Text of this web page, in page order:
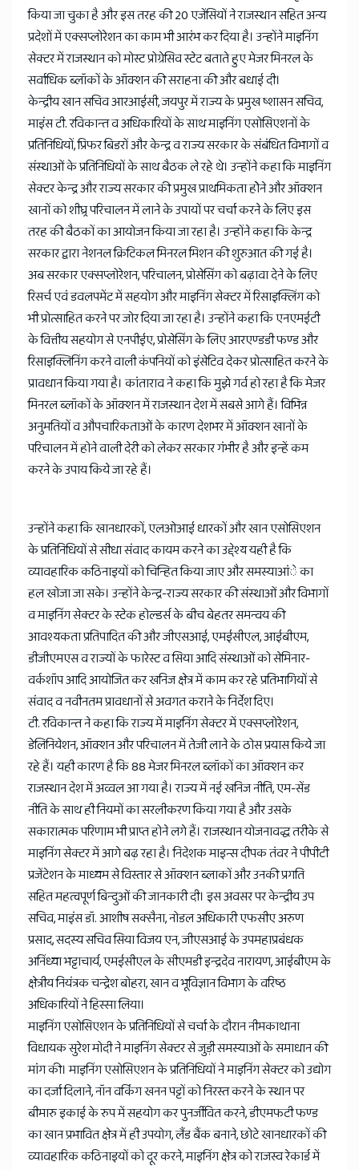
किया जा चुका है और इस तरह की 20 एजेंसियों ने राजस्थान सहित अन्य
प्रदेशों में एक्सप्लोरेशन का काम भी आरंभ कर दिया है। उन्होंने माइनिंग
सेक्टर में राजस्थान को मोस्ट प्रोग्रेसिव स्टेट बताते हुए मेजर मिनरल के
सर्वाधिक ब्लॉकों के ऑक्शन की सराहना की और बधाई दी।
केन्द्रीय खान सचिव आरआईसी, जयपुर में राज्य के प्रमुख ष्शासन सचिव,
माइंस टी. रविकान्त व अधिकारियों के साथ माइनिंग एसोसिएशनों के
प्रतिनिधियों, प्रिफर बिडरों और केन्द्र व राज्य सरकार के संबंधित विभागों व
संस्थाओं के प्रतिनिधियों के साथ बैठक ले रहे थे। उन्होंने कहा कि माइनिंग
सेक्टर केन्द्र और राज्य सरकार की प्रमुख प्राथमिकता होेने और ऑक्शन
खानों को शीघ्र्र परिचालन में लाने के उपायों पर चर्चा करने के लिए इस
तरह की बैठकों का आयोजन किया जा रहा है। उन्होंने कहा कि केन्द्र
सरकार द्वारा नेशनल क्रिटिकल मिनरल मिशन की शुरुआत की गई है।
अब सरकार एक्सप्लोरेशन, परिचालन, प्रोसेसिंग को बढ़ावा देने के लिए
रिसर्च एवं डवलपमेंट में सहयोग और माइनिंग सेक्टर में रिसाइक्लिंग को
भी प्रोत्साहित करने पर जोर दिया जा रहा है। उन्होंने कहा कि एनएमईटी
के वित्तीय सहयोग से एनपीईए, प्रोसेसिंग के लिए आरएण्डडी फण्ड और
रिसाइक्लिनिंग करने वाली कंपनियों को इंसेटिव देकर प्रोत्साहित करने के
प्रावधान किया गया है। कांताराव ने कहा कि मुझे गर्व हो रहा है कि मेजर
मिनरल ब्लॉकों के ऑक्शन में राजस्थान देश में सबसे आगे हैं। विभिन्न
अनुमतियों व औपचारिकताओं के कारण देशभर में ऑक्शन खानों के
परिचालन में होने वाली देरी को लेकर सरकार गंभीर है और इन्हें कम
करने के उपाय किये जा रहे हैं।
उन्होंने कहा कि खानधारकों, एलओआई धारकों और खान एसोसिएशन
के प्रतिनिधियों से सीधा संवाद कायम करने का उद्देश्य यही है कि
व्यावहारिक कठिनाइयों को चिन्हित किया जाए और समस्याआंे का
हल खोजा जा सके। उन्होंने केन्द्र-राज्य सरकार की संस्थाओं और विभागों
व माइनिंग सेक्टर के स्टेक होल्डर्स के बीच बेहतर समन्वय की
आवश्यकता प्रतिपादित की और जीएसआई, एमईसीएल, आईबीएम,
डीजीएमएस व राज्यों के फारेस्ट व सिया आदि संस्थाओं को सेमिनार-
वर्कशॉप आदि आयोजित कर खनिज क्षेत्र में काम कर रहे प्रतिभागियों से
संवाद व नवीनतम प्रावधानों से अवगत कराने के निर्देश दिए।
टी. रविकान्त ने कहा कि राज्य में माइनिंग सेक्टर में एक्सप्लोरेशन,
डेलिनियेशन, ऑक्शन और परिचालन में तेजी लाने के ठोस प्रयास किये जा
रहे हैं। यही कारण है कि 88 मेजर मिनरल ब्लॉकों का ऑक्शन कर
राजस्थान देश में अव्वल आ गया है। राज्य में नई खनिज नीति, एम-सेंड
नीति के साथ ही नियमों का सरलीकरण किया गया है और उसके
सकारात्मक परिणाम भी प्राप्त होने लगे हैं। राजस्थान योजनावद्ध तरीके से
माइनिंग सेक्टर में आगे बढ़ रहा है। निदेशक माइन्स दीपक तंवर ने पीपीटी
प्रजेंटेशन के माध्यम से विस्तार से ऑक्शन ब्लाकों और उनकी प्रगति
सहित महत्वपूर्ण बिन्दुओं की जानकारी दी। इस अवसर पर केन्द्रीय उप
सचिव, माइंस डॉ. आशीष सक्सैना, नोडल अधिकारी एफसीए अरुण
प्रसाद, सदस्य सचिव सिया विजय एन, जीएसआई के उपमहाप्रबंधक
अनिंध्या भट्टाचार्य, एमईसीएल के सीएमडी इन्द्रदेव नारायण, आईबीएम के
क्षेत्रीय नियंत्रक चन्द्रेश बोहरा, खान व भूविज्ञान विभाग के वरिष्ठ
अधिकारियों ने हिस्सा लिया।
माइनिंग एसोसिएशन के प्रतिनिधियों से चर्चा के दौरान नीमकाथाना
विधायक सुरेश मोदी ने माइनिंग सेक्टर से जुड़ी समस्याओं के समाधान की
मांग की। माइनिंग एसोसिएशन के प्रतिनिधियों ने माइनिंग सेक्टर को उद्योग
का दर्जा दिलाने, नॉन वर्किंग खनन पट्टों को निरस्त करने के स्थान पर
बीमारु इकाई के रुप में सहयोग कर पुनर्जीवित करने, डीएमफटी फण्ड
का खान प्रभावित क्षेत्र में ही उपयोग, लैंड बैंक बनाने, छोटे खानधारकों की
व्यावहारिक कठिनाइयों को दूर करने, माइनिंग क्षेत्र को राजस्व रेकार्ड में